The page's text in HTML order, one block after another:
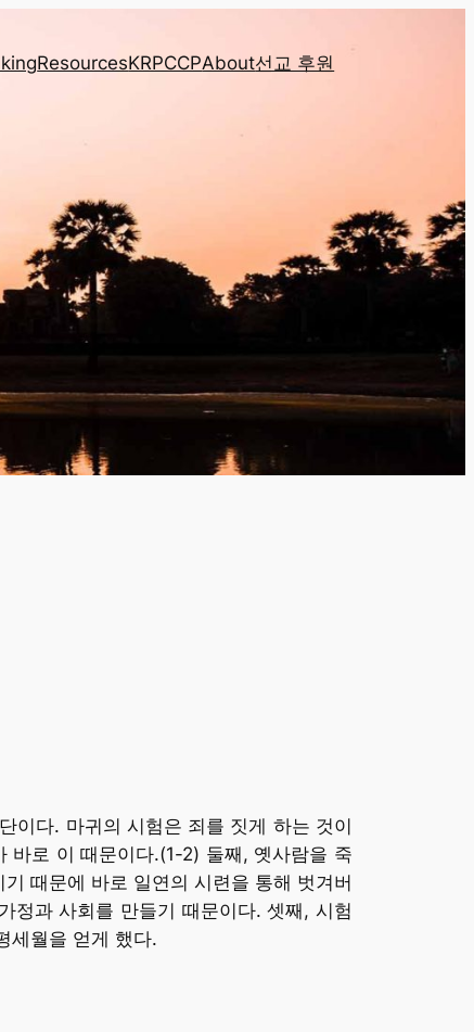
ResourcesKRPCCPAbout선교 후원
이다. 마귀의 시험은 죄를 짓게 하는 것이
바로 이 때문이다.(1-2) 둘째, 옛사람을 죽
때문에 바로 일연의 시련을 통해 벗겨버
정과 사회를 만들기 때문이다. 셋째, 시험
세월을 얻게 했다.